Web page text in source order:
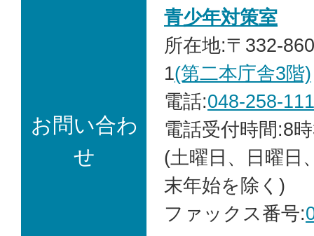
お問い合わ
せ
青少年対策室
所在地:〒332-
1(第二本庁舎3階)
電話:048-258-
電話受付時間:8
(土曜日、日曜日
末年始を除く)
ファックス番号: